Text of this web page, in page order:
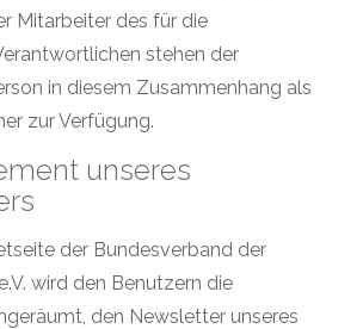
Mitarbeiter des für die
stehen der
in diesem Zusammenhang als
zur Verfügung.
unseres
der Bundesverband der
wird den Benutzern die
den Newsletter unseres